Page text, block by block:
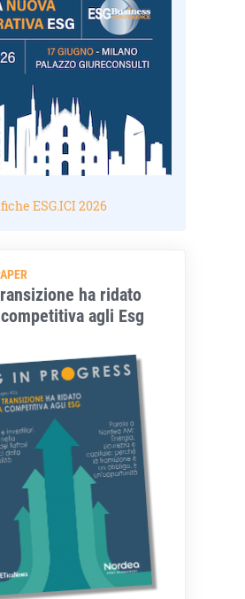
ESG.ICI 2026
ha ridato
agli Esg